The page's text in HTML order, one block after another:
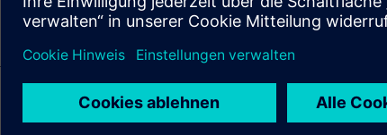
nicht beschränkt auf die Annahme neuer oder
Kommunikation im Zusammenhang mit bestehenden oder
jeden Verdacht auf Piraterie an Siemens melden. Falls in
gemäß den Richtlinien von Siemens, sofern Siemens einen
Zusammenhang mit mutmaßlicher Piraterie, Verwendung
Partner, Kunden oder potenzielle Kunden durchführen.